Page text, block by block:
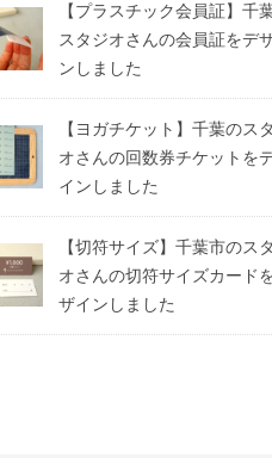
【プラスチック会員証】千
スタジオさんの会員証をデ
ンしました
【ヨガチケット】千葉のス
オさんの回数券チケットを
インしました
【切符サイズ】千葉市のス
オさんの切符サイズカード
ザインしました